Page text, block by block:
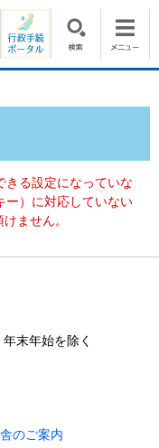
きる設定になっていな
ー）に対応していない
ません。
末年始を除く
のご案内